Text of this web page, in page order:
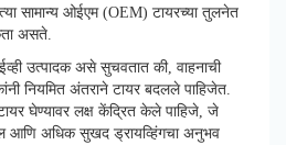
त्या सामान्य ओईएम (OEM) टायरच्या तुलनेत
असते.
उत्पादक असे सुचवतात की, वाहनाची
नियमित अंतराने टायर बदलले पाहिजेत.
घेण्यावर लक्ष केंद्रित केले पाहिजे, जे
आणि अधिक सुखद ड्रायव्हिंगचा अनुभव